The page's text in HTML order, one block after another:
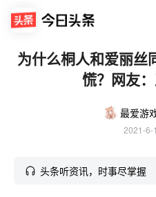
为什么桐人和爱丽丝
慌？网友
最爱游
2021-6-
头条听资讯，时事尽掌握